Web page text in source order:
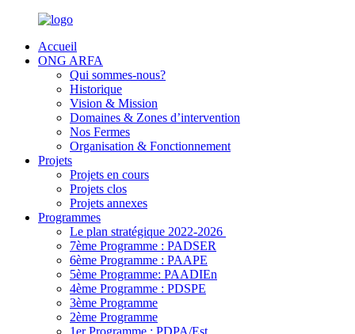
Accueil
ONG ARFA
Qui sommes-nous?
Historique
Vision & Mission
Domaines & Zones d’intervention
Nos Fermes
Organisation & Fonctionnement
Projets
Projets en cours
Projets clos
Projets annexes
Programmes
Le plan stratégique 2022-2026
7ème Programme : PADSER
6ème Programme : PAAPE
5ème Programme: PAADIEn
4ème Programme : PDSPE
3ème Programme
2ème Programme
1er Programme : PDPA/Est